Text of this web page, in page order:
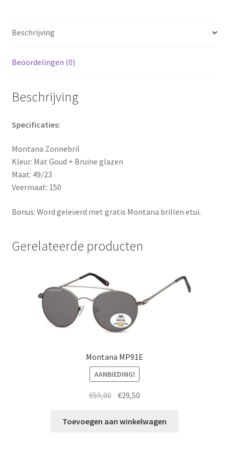
Beschrijving
Beoordelingen (0)
Beschrijving
Specificaties:
Montana Zonnebril
Kleur: Mat Goud + Bruine glazen
Maat: 49/23
Veermaat: 150
Bonus: Word geleverd met gratis Montana brillen etui.
Gerelateerde producten
Montana MP91E
AANBIEDING!
€59,00 Oorspronkelijke
was:
€29,50
is:
Toevoegen aan winkelwagen